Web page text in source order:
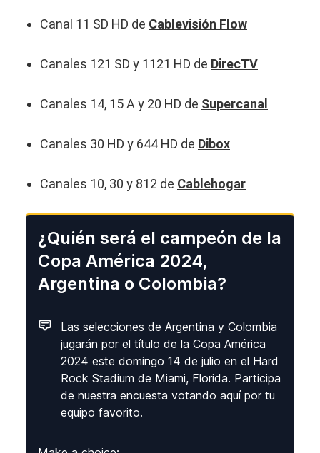
Canal 11 SD HD de Cablevisión Flow
Canales 121 SD y 1121 HD de DirecTV
Canales 14, 15 A y 20 HD de Supercanal
Canales 30 HD y 644 HD de Dibox
Canales 10, 30 y 812 de Cablehogar